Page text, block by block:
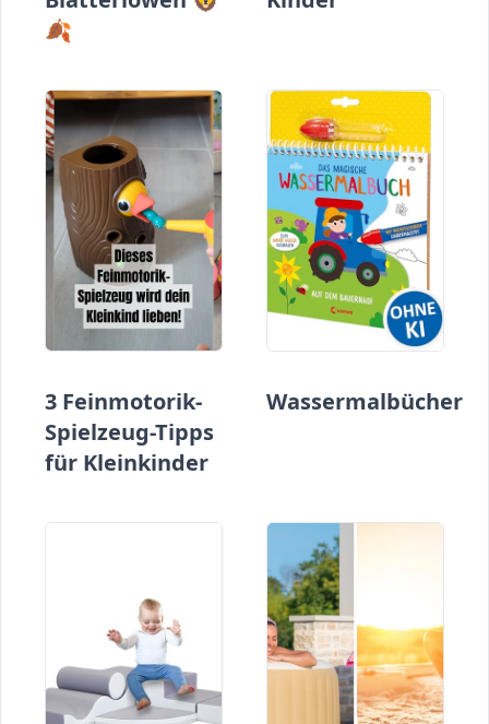
🍂
3 Feinmotorik-
Spielzeug-Tipps
für Kleinkinder
Wassermalbücher